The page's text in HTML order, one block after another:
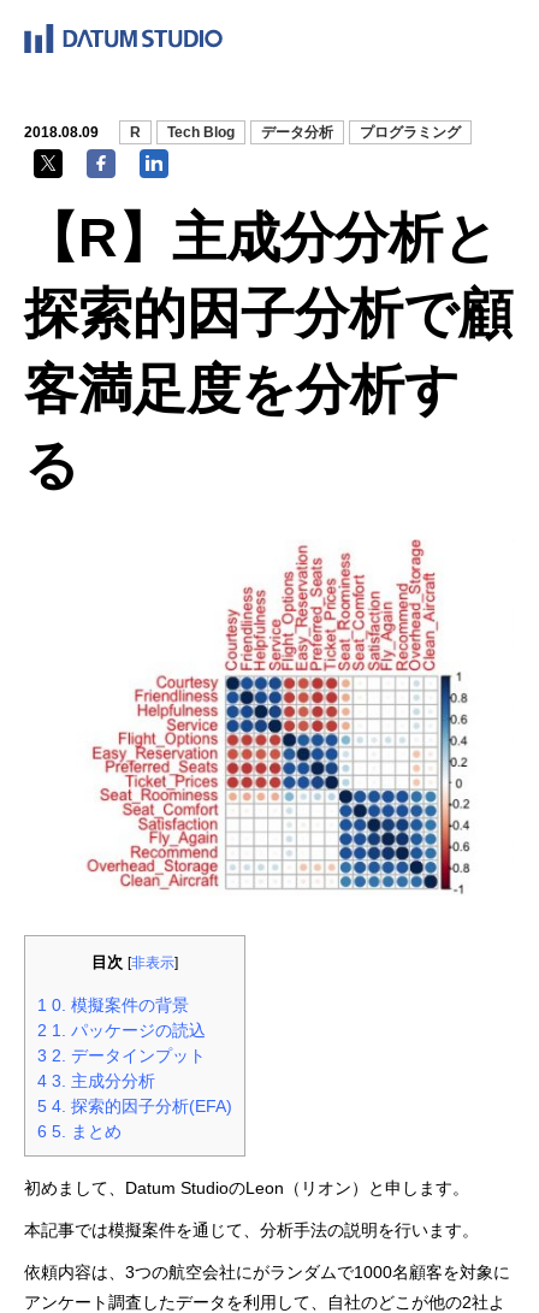
2018.08.09 R Tech Blog データ分析 プログラミング
【R】主成分分析と
探索的因子分析で顧
客満足度を分析す
る
目次 [非表示]
1 0. 模擬案件の背景
2 1. パッケージの読込
3 2. データインプット
4 3. 主成分分析
5 4. 探索的因子分析(EFA)
6 5. まとめ
初めまして、Datum StudioのLeon（リオン）と申します。
本記事では模擬案件を通じて、分析手法の説明を行います。
依頼内容は、3つの航空会社にがランダムで1000名顧客を対象に
アンケート調査したデータを利用して、自社のどこが他の2社よ